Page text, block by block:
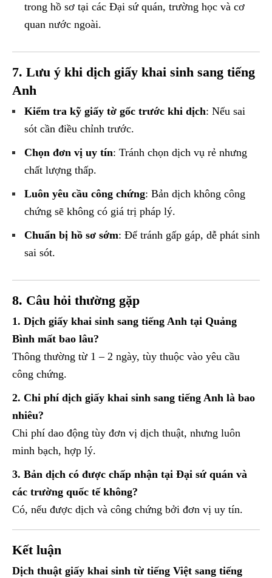
trong hồ sơ tại các Đại sứ quán, trường học và cơ
quan nước ngoài.
7. Lưu ý khi dịch giấy khai sinh sang tiếng
Anh
Kiểm tra kỹ giấy tờ gốc trước khi dịch: Nếu sai
sót cần điều chỉnh trước.
Chọn đơn vị uy tín: Tránh chọn dịch vụ rẻ nhưng
chất lượng thấp.
Luôn yêu cầu công chứng: Bản dịch không công
chứng sẽ không có giá trị pháp lý.
Chuẩn bị hồ sơ sớm: Để tránh gấp gáp, dễ phát sinh
sai sót.
8. Câu hỏi thường gặp
1. Dịch giấy khai sinh sang tiếng Anh tại Quảng
Bình mất bao lâu?
Thông thường từ 1 – 2 ngày, tùy thuộc vào yêu cầu
công chứng.
2. Chi phí dịch giấy khai sinh sang tiếng Anh là bao
nhiêu?
Chi phí dao động tùy đơn vị dịch thuật, nhưng luôn
minh bạch, hợp lý.
3. Bản dịch có được chấp nhận tại Đại sứ quán và
các trường quốc tế không?
Có, nếu được dịch và công chứng bởi đơn vị uy tín.
Kết luận
Dịch thuật giấy khai sinh từ tiếng Việt sang tiếng